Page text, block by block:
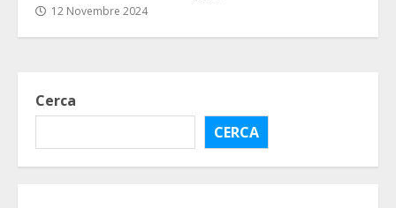
12 Novembre 2024
Cerca
CERCA